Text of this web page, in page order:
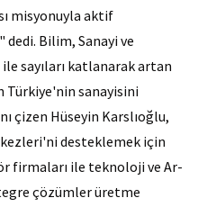
misyonuyla aktif
dedi. Bilim, Sanayi ve
sayıları katlanarak artan
Türkiye'nin sanayisini
çizen Hüseyin Karslıoğlu,
desteklemek için
firmaları ile teknoloji ve Ar-
çözümler üretme